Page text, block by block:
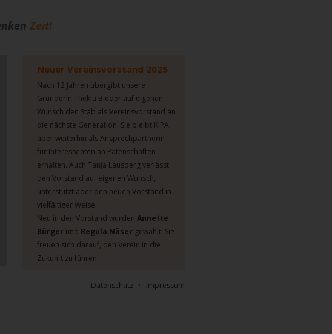
Zeit!
Datenschutz · Impressum
Neuer Vereinsvorstand 2025
Nach 12 Jahren übergibt unsere
Gründerin Thekla Bieder auf eigenen
Wunsch den Stab als Vereinsvorstand an
die nächste Generation. Sie bleibt KiPA
aber weiterhin als Ansprechpartnerin
für Interessenten an Patenschaften
erhalten. Auch Tanja Lausberg verlässt
den Vorstand auf eigenen Wunsch,
unterstützt aber den neuen Vorstand in
vielfältiger Weise.
Neu in den Vorstand wurden Annette
Bürger und Regula Näser gewählt. Sie
freuen sich darauf, den Verein in die
Zukunft zu führen.